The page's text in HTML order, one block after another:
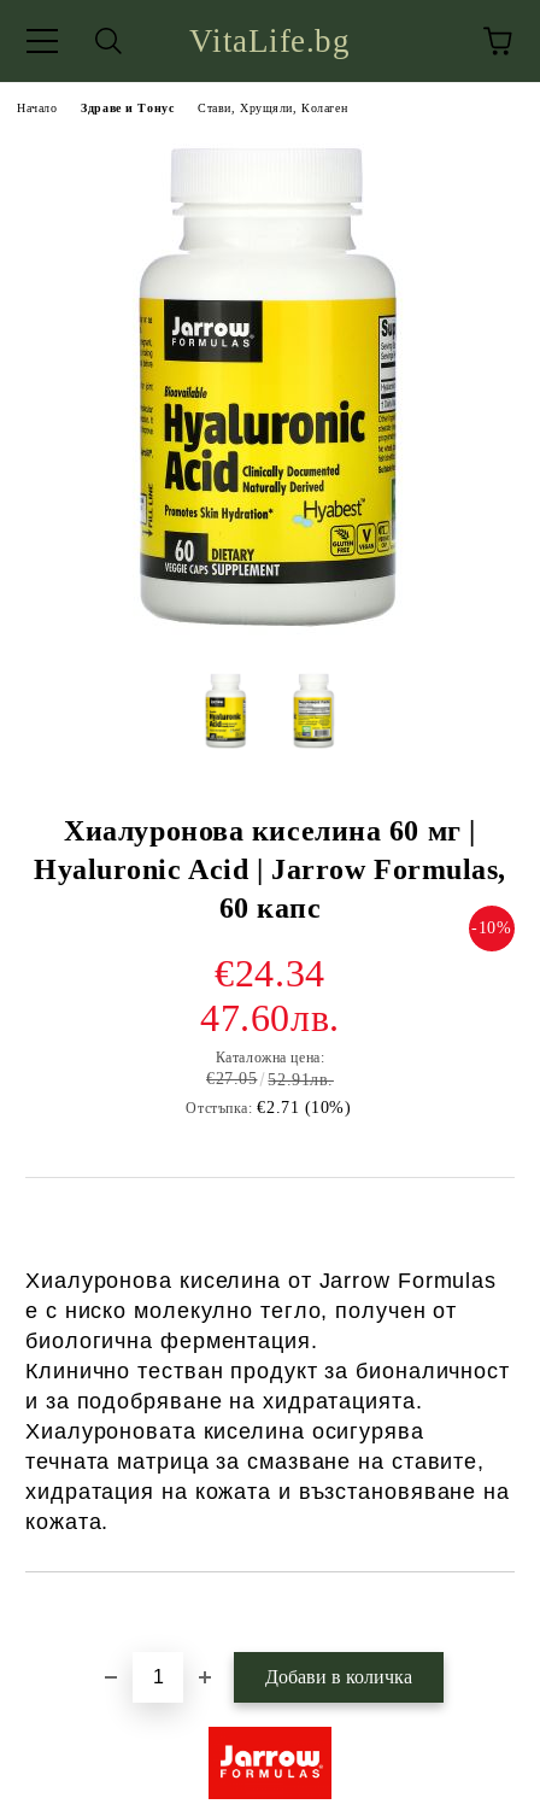
VitaLife.bg
Начало Здраве и Тонус Стави, Хрущяли, Колаген
Хиалуронова киселина 60 мг |
Hyaluronic Acid | Jarrow Formulas,
60 капс
-10%
€24.34
47.60лв.
Каталожна цена:
€27.05 52.91лв.
Отстъпка: €2.71 (10%)
Хиалуронова киселина от Jarrow Formulas
е с ниско молекулно тегло, получен от
биологична ферментация.
Клинично тестван продукт за бионаличност
и за подобряване на хидратацията.
Хиалуроновата киселина осигурява
течната матрица за смазване на ставите,
хидратация на кожата и възстановяване на
кожата.